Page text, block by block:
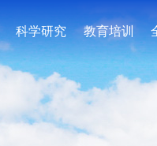
科学研究 教育培训